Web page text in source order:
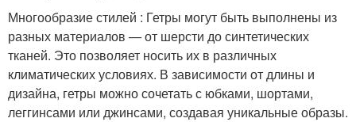
Многообразие стилей : Гетры могут быть выполнены из
разных материалов — от шерсти до синтетических
тканей. Это позволяет носить их в различных
климатических условиях. В зависимости от длины и
дизайна, гетры можно сочетать с юбками, шортами,
леггинсами или джинсами, создавая уникальные образы.